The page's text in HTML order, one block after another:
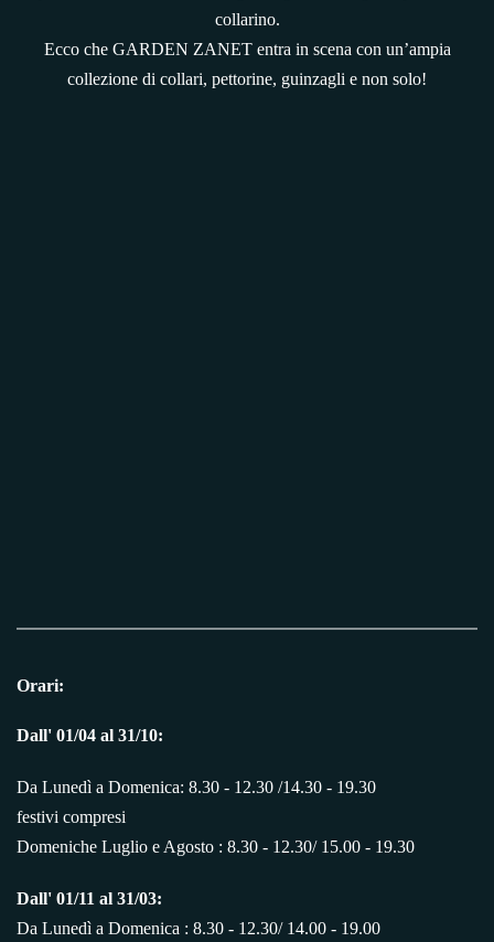
collarino.
Ecco che GARDEN ZANET entra in scena con un’ampia
collezione di collari, pettorine, guinzagli e non solo!
Orari:
Dall' 01/04 al 31/10:
Da Lunedì a Domenica: 8.30 - 12.30 /14.30 - 19.30
festivi compresi
Domeniche Luglio e Agosto : 8.30 - 12.30/ 15.00 - 19.30
Dall' 01/11 al 31/03:
Da Lunedì a Domenica : 8.30 - 12.30/ 14.00 - 19.00